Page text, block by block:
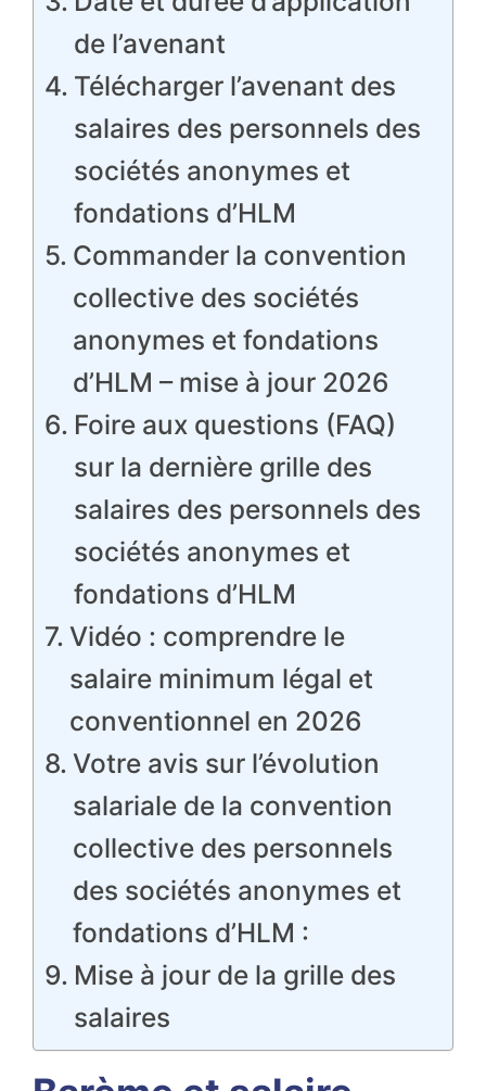
de l’avenant
Télécharger l’avenant des
salaires des personnels des
sociétés anonymes et
fondations d’HLM
Commander la convention
collective des sociétés
anonymes et fondations
d’HLM – mise à jour 2026
Foire aux questions (FAQ)
sur la dernière grille des
salaires des personnels des
sociétés anonymes et
fondations d’HLM
Vidéo : comprendre le
salaire minimum légal et
conventionnel en 2026
Votre avis sur l’évolution
salariale de la convention
collective des personnels
des sociétés anonymes et
fondations d’HLM :
Mise à jour de la grille des
salaires